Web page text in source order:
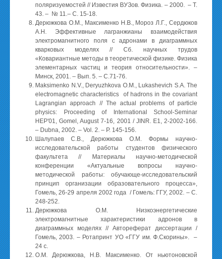
поляризуемостей // Известия ВУЗов. Физика. – 2000. – Т.
43. – № 11.– C. 15-18.
Дерюжкова О.М., Максименко Н.В., Мороз Л.Г., Сердюков
А.Н. Эффективные лагранжианы взаимодействия
электромагнитного поля с адронами в диаграммных
кварковых моделях // Сб. научных трудов
«Ковариантные методы в теоретической физике. Физика
элементарных частиц и теория относительности». –
Минск, 2001. – Вып. 5. – С.71-76.
Maksimenko N.V., Deryuzhkova O.M., Lukashevich S.A. The
electromagnetic characteristics of hadrons in the covariant
Lagrangian approach // The actual problems of particle
physics: Proceeding of International School-Seminar
HEP'01, Gomel, August 7-16, 2001 / JINR. E1, 2-2002-166.
– Dubna, 2002. – Vol. 2. – P. 145-156.
Шалупаев С.В., Дерюжкова О.М. Формы научно-
исследовательской работы студентов физического
факультета // Материалы научно-методической
конференции «Актуальные вопросы научно-
методической работы: обучающе-исследовательский
принцип организации образовательного процесса»,
Гомель, 26-29 апреля 2002 года / Гомель: ГГУ, 2002. – С.
248-252.
Дерюжкова О.М. Низкоэнергетические
электромагнитные характеристики адронов в
диаграммных моделях // Автореферат диссертации /
Гомель, 2003. – Ротапринт УО «ГГУ им. Ф.Скорины». –
24 с.
О.М. Дерюжкова, Н.В. Максименко. От ньютоновской